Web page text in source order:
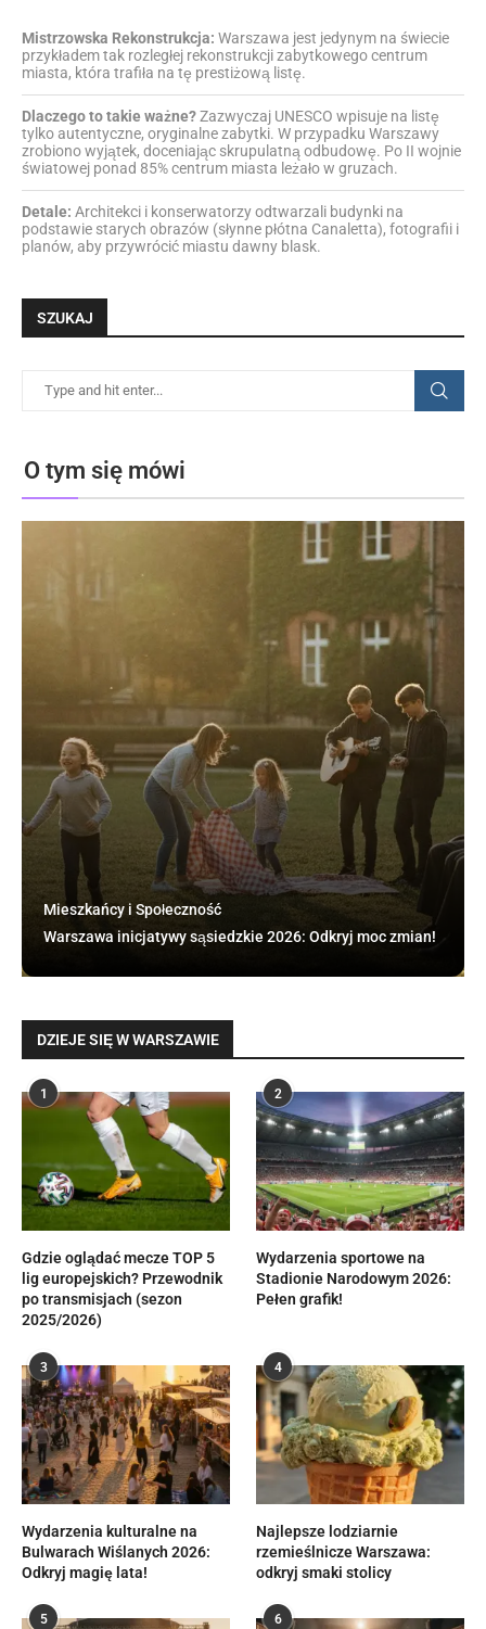
Mistrzowska Rekonstrukcja: Warszawa jest jedynym na świecie
przykładem tak rozległej rekonstrukcji zabytkowego centrum
miasta, która trafiła na tę prestiżową listę.
Dlaczego to takie ważne?Zazwyczaj UNESCO wpisuje na listę
tylko autentyczne, oryginalne zabytki. W przypadku Warszawy
zrobiono wyjątek, doceniając skrupulatną odbudowę. Po II wojnie
światowej ponad 85% centrum miasta leżało w gruzach.
Detale: Architekci i konserwatorzy odtwarzali budynki na
podstawie starych obrazów (słynne płótna Canaletta), fotografii i
planów, aby przywrócić miastu dawny blask.
SZUKAJ
O tym się mówi
Mieszkańcy i Społeczność
Warszawa inicjatywy sąsiedzkie 2026: Odkryj moc zmian!
DZIEJE SIĘ W WARSZAWIE
1
Gdzie oglądać mecze TOP 5
lig europejskich? Przewodnik
po transmisjach (sezon
2025/2026)
2
Wydarzenia sportowe na
Stadionie Narodowym 2026:
Pełen grafik!
3
Wydarzenia kulturalne na
Bulwarach Wiślanych 2026:
Odkryj magię lata!
4
Najlepsze lodziarnie
rzemieślnicze Warszawa:
odkryj smaki stolicy
5 6